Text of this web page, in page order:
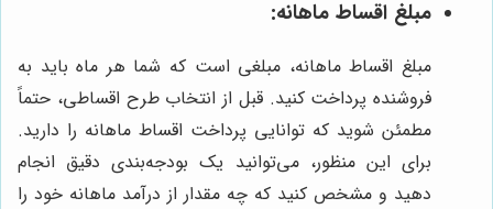
مبلغ اقساط ماهانه:
مبلغ اقساط ماهانه، مبلغی است که شما هر ماه باید به
فروشنده پرداخت کنید. قبل از انتخاب طرح اقساطی، حتماً
مطمئن شوید که توانایی پرداخت اقساط ماهانه را دارید.
برای این منظور، می‌توانید یک بودجه‌بندی دقیق انجام
دهید و مشخص کنید که چه مقدار از درآمد ماهانه خود را